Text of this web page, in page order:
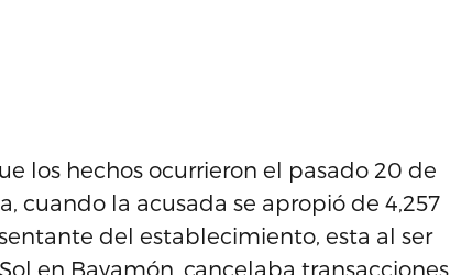
los hechos ocurrieron el pasado 20 de
cuando la acusada se apropió de 4,257
del establecimiento, esta al ser
en Bayamón, cancelaba transacciones